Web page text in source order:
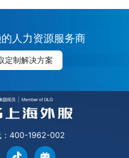
人力资源服务商
定制解决方案
：400-1962-002